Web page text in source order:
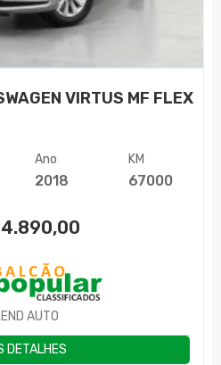
VIRTUS MF FLEX
Ano
2018
KM
67000
AUTO
DETALHES